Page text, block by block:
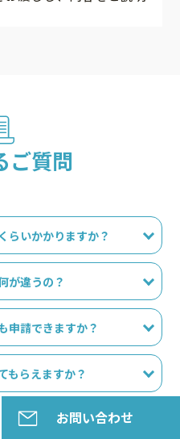
お問い合わせ
ご質問
らいかかりますか？
が違うの？
申請できますか？
もらえますか？
できますか？お問い合わせ